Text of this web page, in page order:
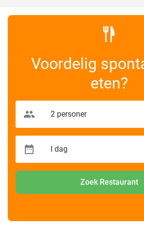
Voordelig
eten?
Zoek Restaurant